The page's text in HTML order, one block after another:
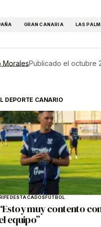
GRAN CANARIA LAS
MoralesPublicado el octubre
DEPORTE CANARIO
DESTACADOSFÚTBOL
muy contento
equipo”